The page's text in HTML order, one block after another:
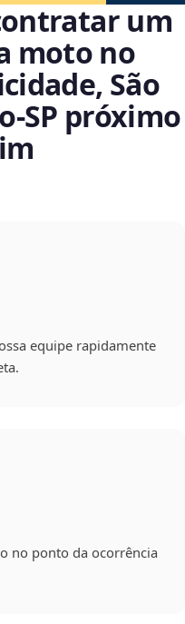
um
moto no
São
próximo
equipe rapidamente
no ponto da ocorrência